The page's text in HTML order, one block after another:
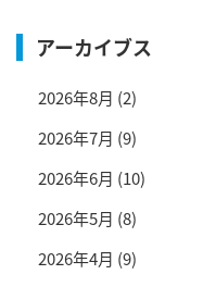
アーカイブス
2026年8月 (2)
2026年7月 (9)
2026年6月 (10)
2026年5月 (8)
2026年4月 (9)